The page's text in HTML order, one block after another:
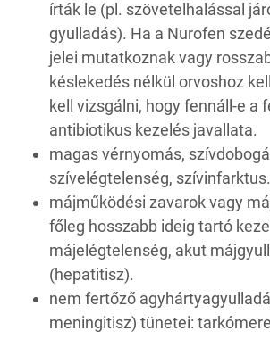
írták le (pl. szövetelhalással
gyulladás). Ha a Nurofen
jelei mutatkoznak vagy
késlekedés nélkül orvoshoz
kell vizsgálni, hogy fennáll-e a
antibiotikus kezelés javallata.
magas vérnyomás,
szívelégtelenség, szívinfarktus.
májműködési zavarok vagy
főleg hosszabb ideig tartó
májelégtelenség, akut
(hepatitisz).
nem fertőző
meningitisz) tünetei: